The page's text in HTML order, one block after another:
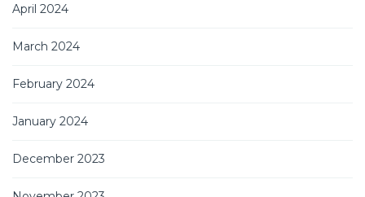
April 2024
March 2024
February 2024
January 2024
December 2023